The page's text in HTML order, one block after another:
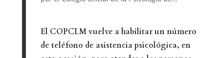
El COPCLM vuelve a habilitar un número
de teléfono de asistencia psicológica, en